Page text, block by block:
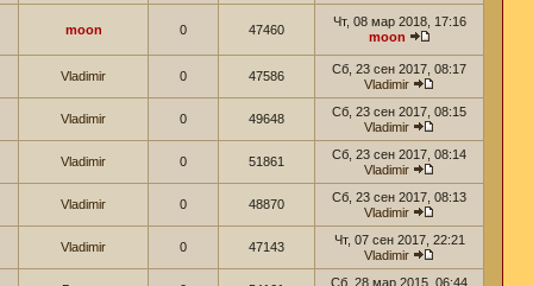
moon 0 47460
Чт, 08 мар 2018, 17:16
moon
Vladimir 0 47586
Сб, 23 сен 2017, 08:17
Vladimir
Vladimir 0 49648
Сб, 23 сен 2017, 08:15
Vladimir
Vladimir 0 51861
Сб, 23 сен 2017, 08:14
Vladimir
Vladimir 0 48870
Сб, 23 сен 2017, 08:13
Vladimir
Vladimir 0 47143
Чт, 07 сен 2017, 22:21
Vladimir
Сб, 28 мар 2015, 06:44